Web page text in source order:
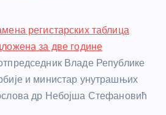
регистарских таблица
за две године
Владе Републике
и министар унутрашњих
др Небојша Стефановић